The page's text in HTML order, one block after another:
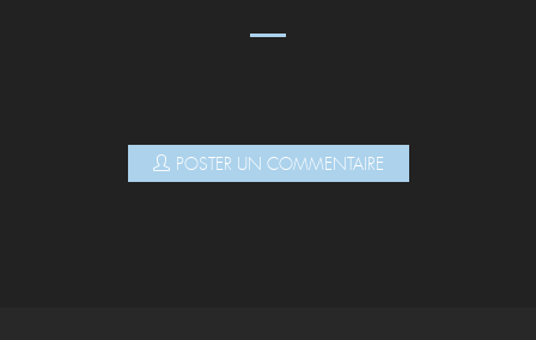
POSTER UN COMMENTAIRE